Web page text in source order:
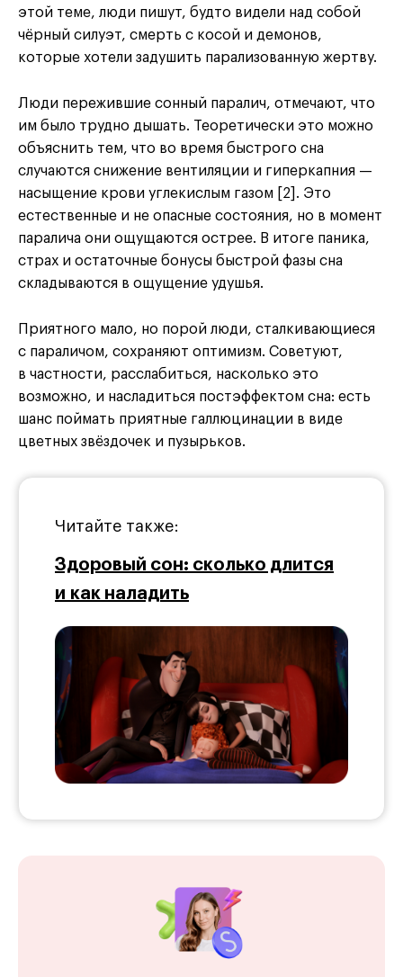
этой теме, люди пишут, будто видели над собой
чёрный силуэт, смерть с косой и демонов,
которые хотели задушить парализованную жертву.
Люди пережившие сонный паралич, отмечают, что
им было трудно дышать. Теоретически это можно
объяснить тем, что во время быстрого сна
случаются снижение вентиляции и гиперкапния —
насыщение крови углекислым газом [2]. Это
естественные и не опасные состояния, но в момент
паралича они ощущаются острее. В итоге паника,
страх и остаточные бонусы быстрой фазы сна
складываются в ощущение удушья.
Приятного мало, но порой люди, сталкивающиеся
с параличом, сохраняют оптимизм. Советуют,
в частности, расслабиться, насколько это
возможно, и насладиться постэффектом сна: есть
шанс поймать приятные галлюцинации в виде
цветных звёздочек и пузырьков.
Читайте также:
Здоровый сон: сколько длится
и как наладить